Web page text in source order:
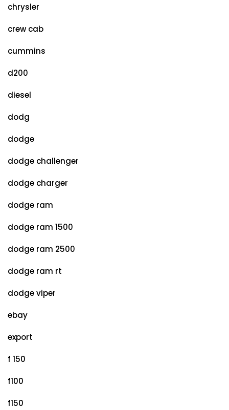
chrysler
crew cab
cummins
d200
diesel
dodg
dodge
dodge challenger
dodge charger
dodge ram
dodge ram 1500
dodge ram 2500
dodge ram rt
dodge viper
ebay
export
f 150
f100
f150